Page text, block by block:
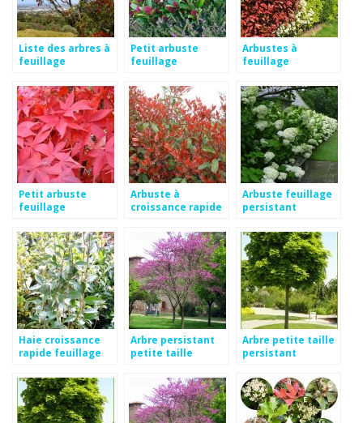
Liste des arbres à
feuillage
Petit arbuste
feuillage
Arbustes à
feuillage
croissance rapide
Petit arbuste
feuillage
Arbuste à
croissance rapide
persistant
Arbuste feuillage
persistant
Haie croissance
rapide feuillage
Arbre persistant
petite taille
Arbre petite taille
persistant